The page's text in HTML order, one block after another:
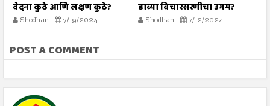
वेदना कुठे आणि लक्षण कुठे?
Shodhan 7/19/2024
डाव्या विचारसरणीचा उगम?
Shodhan 7/12/2024
POST A COMMENT